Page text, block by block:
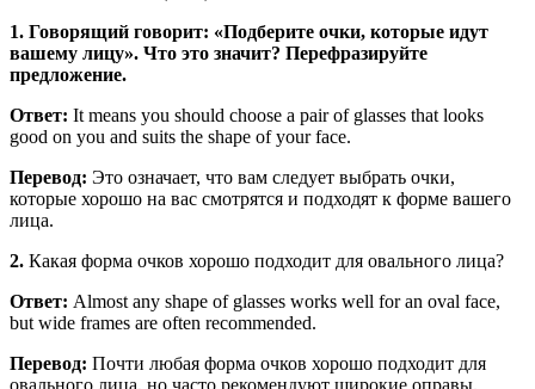
1. Говорящий говорит: «Подберите очки, которые идут
вашему лицу». Что это значит? Перефразируйте
предложение.
Ответ: It means you should choose a pair of glasses that looks
good on you and suits the shape of your face.
Перевод: Это означает, что вам следует выбрать очки,
которые хорошо на вас смотрятся и подходят к форме вашего
лица.
2. Какая форма очков хорошо подходит для овального лица?
Ответ: Almost any shape of glasses works well for an oval face,
but wide frames are often recommended.
Перевод: Почти любая форма очков хорошо подходит для
овального лица, но часто рекомендуют широкие оправы.